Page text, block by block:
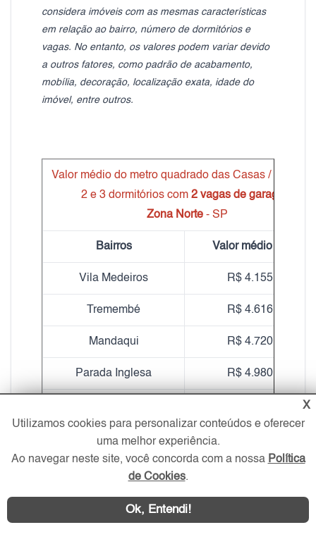
considera imóveis com as mesmas características
em relação ao bairro, número de dormitórios e
vagas. No entanto, os valores podem variar devido
a outros fatores, como padrão de acabamento,
mobília, decoração, localização exata, idade do
imóvel, entre outros.
Valor médio do metro quadrado das Casas /
2 e 3 dormitórios com 2 vagas de garagem
Zona Norte- SP
Bairros Valor médio do m²
Vila Medeiros R$ 4.155,43
Tremembé R$ 4.616,40
Mandaqui R$ 4.720,64
Parada Inglesa R$ 4.980,19
Vila Guilherme
Santana
Imirim R$ 4.702,27
X
Utilizamos cookies para personalizar conteúdos e oferecer
uma melhor experiência.
Ao navegar neste site, você concorda com a nossa Política
de Cookies.
Ok, Entendi!